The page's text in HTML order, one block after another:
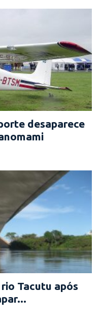
desaparece
Tacutu após